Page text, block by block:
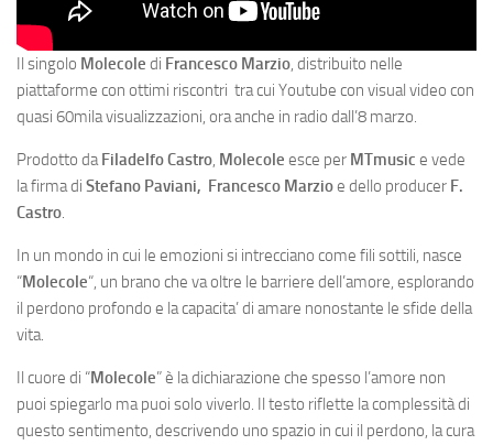
Il singolo Molecole di Francesco Marzio, distribuito nelle
piattaforme con ottimi riscontri tra cui Youtube con visual video con
quasi 60mila visualizzazioni, ora anche in radio dall’8 marzo.
Prodotto daFiladelfo Castro, Molecole esce per MTmusic e vede
la firma di Stefano Paviani, Francesco Marzioe dello producer F.
Castro.
In un mondo in cui le emozioni si intrecciano come fili sottili, nasce
“Molecole“, un brano che va oltre le barriere dell’amore, esplorando
il perdono profondo e la capacita’ di amare nonostante le sfide della
vita.
Il cuore di “Molecole” è la dichiarazione che spesso l’amore non
puoi spiegarlo ma puoi solo viverlo. Il testo riflette la complessità di
questo sentimento, descrivendo uno spazio in cui il perdono, la cura